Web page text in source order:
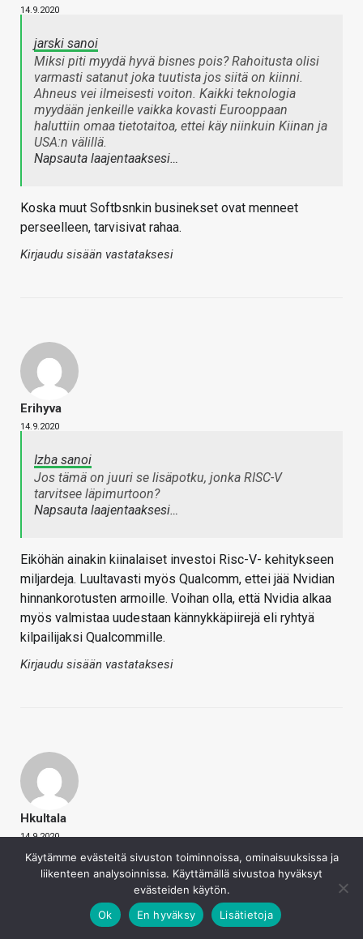
14.9.2020
jarski sanoi
Miksi piti myydä hyvä bisnes pois? Rahoitusta olisi
varmasti satanut joka tuutista jos siitä on kiinni.
Ahneus vei ilmeisesti voiton. Kaikki teknologia
myydään jenkeille vaikka kovasti Eurooppaan
haluttiin omaa tietotaitoa, ettei käy niinkuin Kiinan ja
USA:n välillä.
Napsauta laajentaaksesi…
Koska muut Softbsnkin businekset ovat menneet
perseelleen, tarvisivat rahaa.
Kirjaudu sisään vastataksesi
Erihyva
14.9.2020
Izba sanoi
Jos tämä on juuri se lisäpotku, jonka RISC-V
tarvitsee läpimurtoon?
Napsauta laajentaaksesi…
Eiköhän ainakin kiinalaiset investoi Risc-V- kehitykseen
miljardeja. Luultavasti myös Qualcomm, ettei jää Nvidian
hinnankorotusten armoille. Voihan olla, että Nvidia alkaa
myös valmistaa uudestaan kännykkäpiirejä eli ryhtyä
kilpailijaksi Qualcommille.
Kirjaudu sisään vastataksesi
Hkultala
14.9.2020
prc sanoi
Kunnes senkin ostaa joku törkypuulaaki
häiritsemästä, parhaillaan taustavaikuttajana joku
tiedustelupalvelu.
Käytämme evästeitä sivuston toiminnoissa, ominaisuuksissa ja
liikenteen analysoinnissa. Käyttämällä sivustoa hyväksyt
evästeiden käytön.
Ok
En hyväksy Lisätietoja